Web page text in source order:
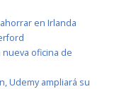
en Irlanda
oficina de
Udemy ampliará su